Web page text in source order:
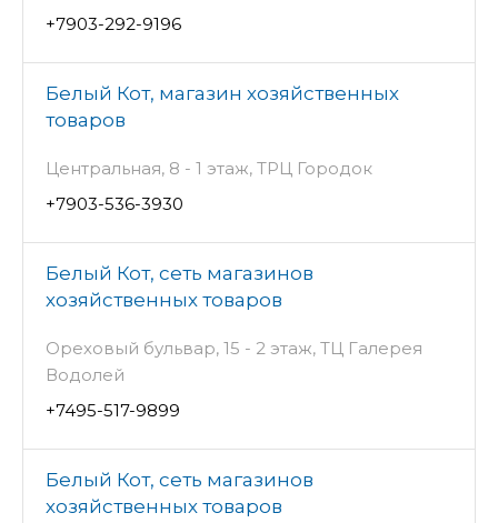
+7903-292-9196
Белый Кот, магазин хозяйственных
товаров
Центральная, 8 - 1 этаж, ТРЦ Городок
+7903-536-3930
Белый Кот, сеть магазинов
хозяйственных товаров
Ореховый бульвар, 15 - 2 этаж, ТЦ Галерея
Водолей
+7495-517-9899
Белый Кот, сеть магазинов
хозяйственных товаров